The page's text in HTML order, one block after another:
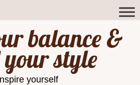
balance &
style
yourself